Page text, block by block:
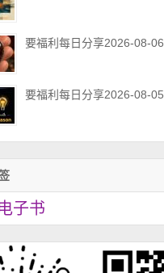
要福利每日分享2026-08-06
要福利每日分享2026-08-05
子书